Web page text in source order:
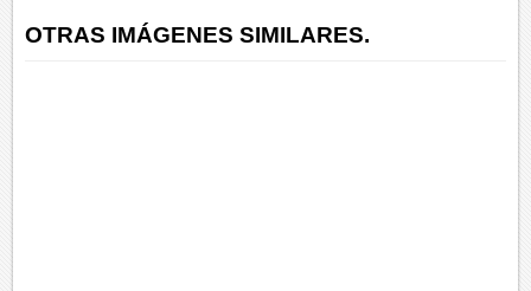
OTRAS IMÁGENES SIMILARES.